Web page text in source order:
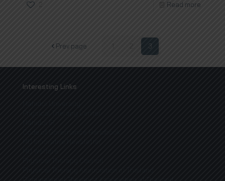
2 Read more
Prev page 2 3
Interesting Links